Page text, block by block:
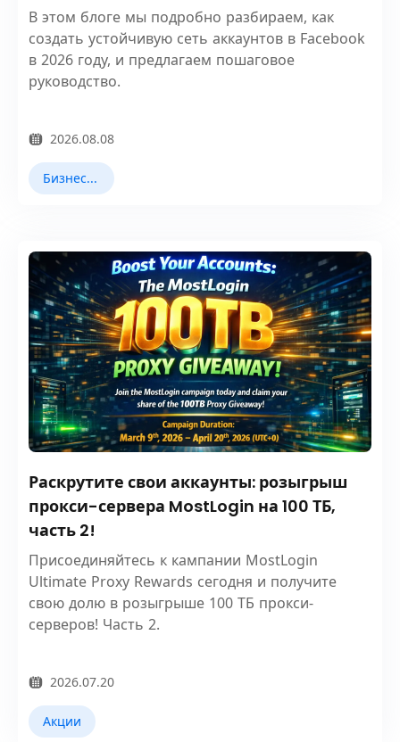
В этом блоге мы подробно разбираем, как
создать устойчивую сеть аккаунтов в Facebook
в 2026 году, и предлагаем пошаговое
руководство.
2026.08.08
Бизнес-сотрудничество
Раскрутите свои аккаунты: розыгрыш
прокси-сервера MostLogin на 100 ТБ,
часть 2!
Присоединяйтесь к кампании MostLogin
Ultimate Proxy Rewards сегодня и получите
свою долю в розыгрыше 100 ТБ прокси-
серверов! Часть 2.
2026.07.20
Акции